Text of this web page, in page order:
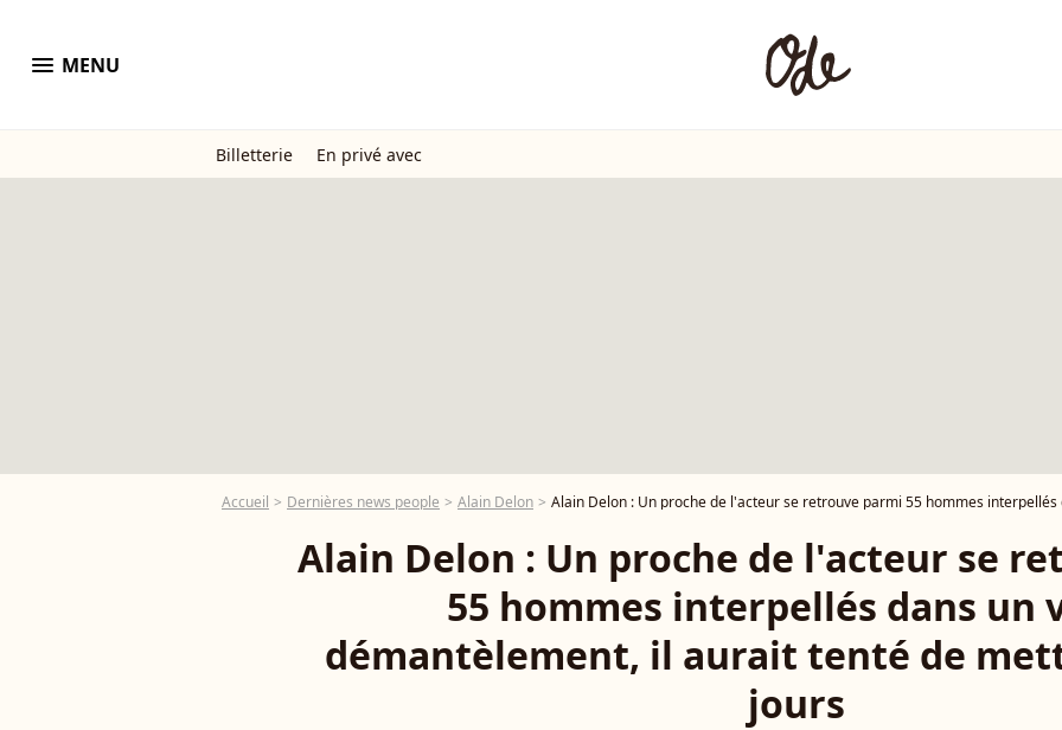
menu MENU
Billetterie En privé avec
Accueil Dernières news people Alain Delon Alain Delon : Un proche de l'acteur se retrouve parmi 55 hommes interpellés dans un
Alain Delon : Un proche de l'acteur se
55 hommes interpellés dans un
démantèlement, il aurait tenté de
jours